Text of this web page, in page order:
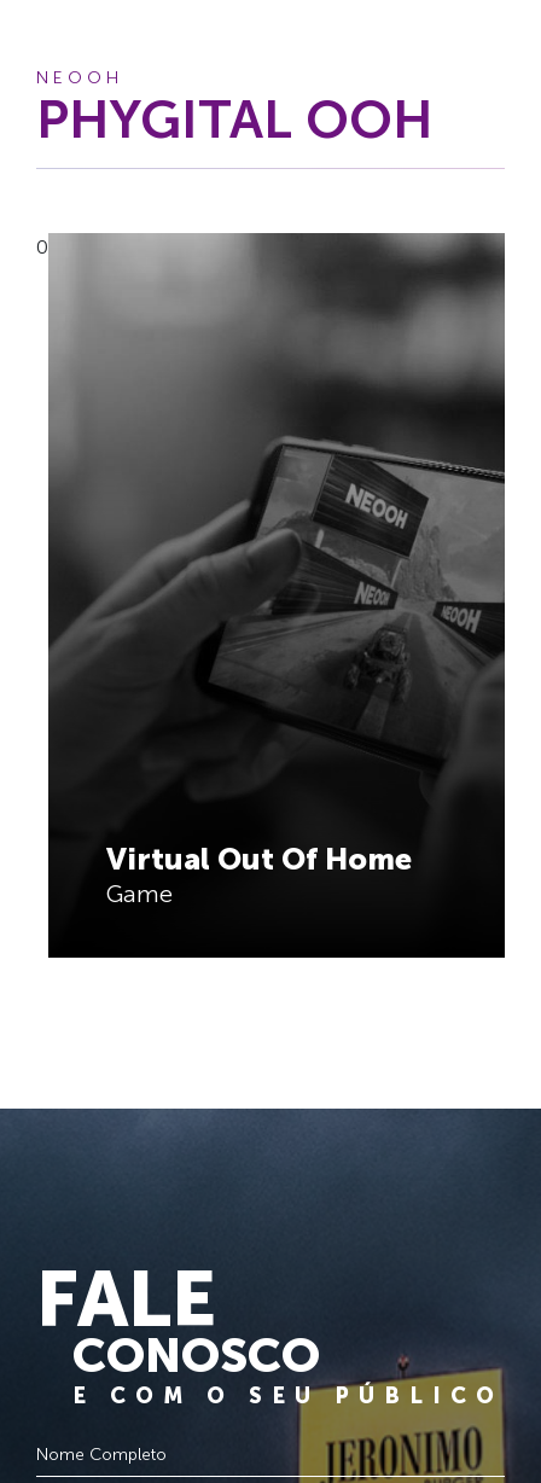
NEOOH
PHYGITAL OOH
0
Virtual Out Of Home
Game
FALE
CONOSCO
E COM O SEU PÚBLICO